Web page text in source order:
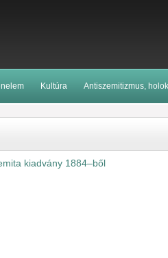
Kultúra Antiszemitizmus,
kiadvány 1884–ből